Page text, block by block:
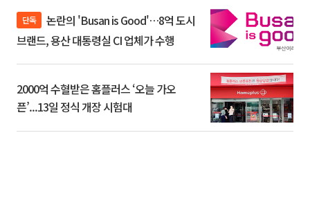
단독
브랜드, 용산 대통령실 CI 업체가 수행
2000억 수혈받은 홈플러스 ‘오늘 가오
픈’...13일 정식 개장 시험대